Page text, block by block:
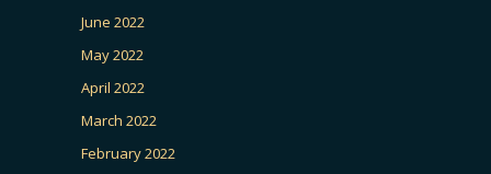
June 2022
May 2022
April 2022
March 2022
February 2022